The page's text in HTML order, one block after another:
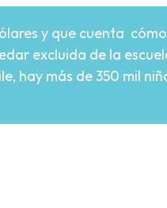
y que cuenta
excluida de la
hay más de 350 mil